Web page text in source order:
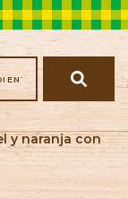
y naranja con